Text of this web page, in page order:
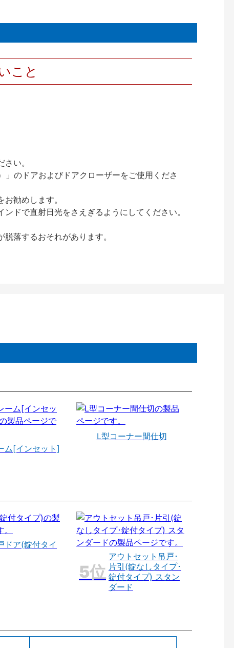
こと
い。
のドアおよびドアクローザーをご使用くださ
勧めします。
ドで直射日光をさえぎるようにしてください。
落するおそれがあります。
ム[インセット]
L型コーナー間仕切
ドア(錠付タイ
アウトセット吊戸･
片引(錠なしタイプ･
錠付タイプ) スタン
ダード